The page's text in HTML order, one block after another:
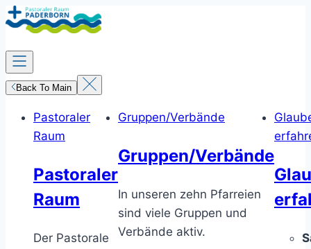
Zum
Inhalt
springen
Back To Main
Pastoraler
Raum
Pastoraler
Raum
Der Pastorale
Gruppen/Verbände
Gruppen/Verbände
In unseren zehn Pfarreien
sind viele Gruppen und
Verbände aktiv.